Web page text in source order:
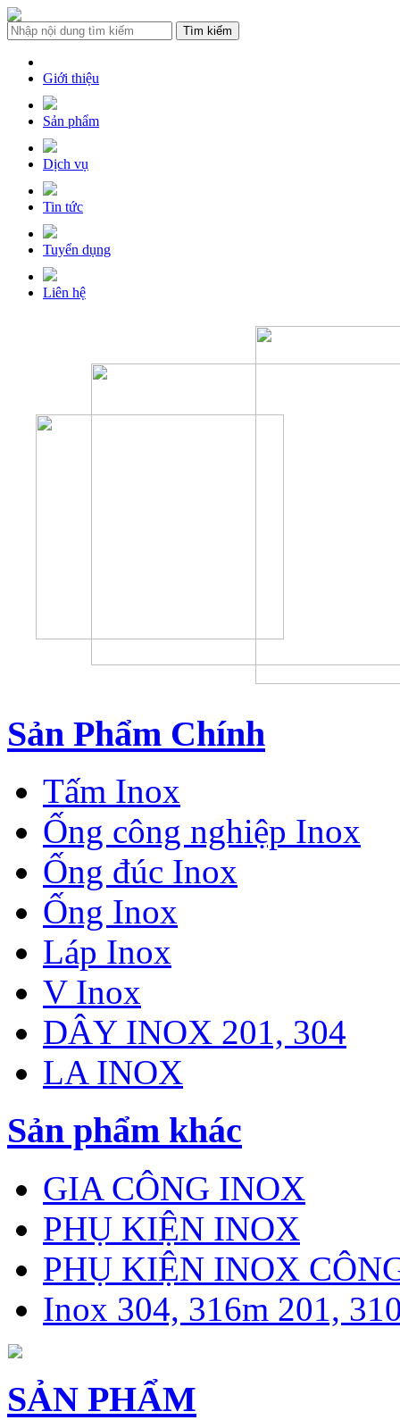
Giới thiệu
Sản phẩm
Dịch vụ
Tin tức
Tuyển dụng
Liên hệ
Sản Phẩm Chính
Tấm Inox
Ống công nghiệp Inox
Ống đúc Inox
Ống Inox
Láp Inox
V Inox
DÂY INOX 201, 304
LA INOX
Sản phẩm khác
GIA CÔNG INOX
PHỤ KIỆN INOX
PHỤ KIỆN INOX
Inox 304, 316m 201,
SẢN PHẨM